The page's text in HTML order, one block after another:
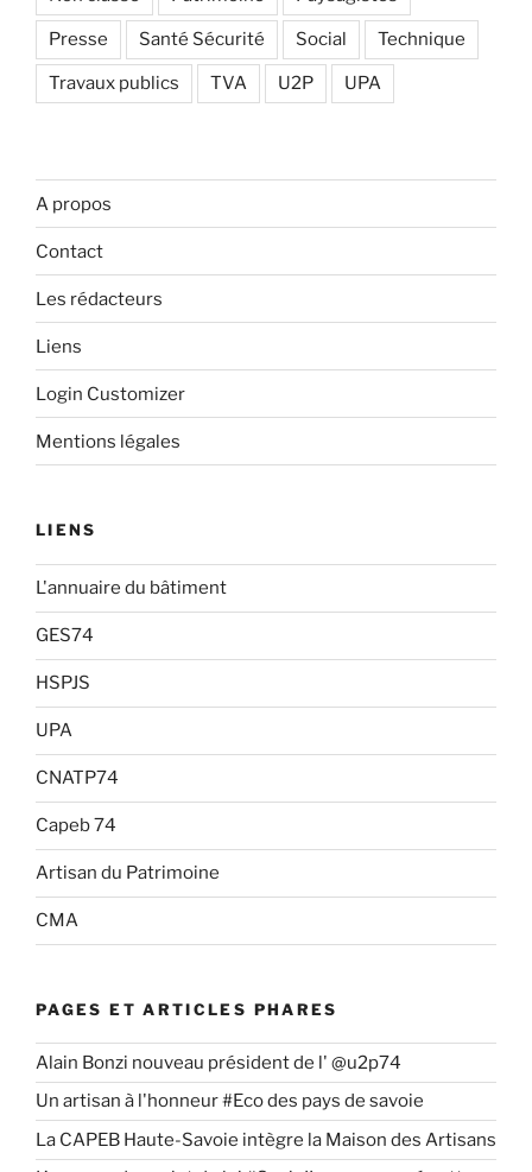
Presse Santé Sécurité Social Technique
Travaux publics TVA U2P UPA
A propos
Contact
Les rédacteurs
Liens
Login Customizer
Mentions légales
LIENS
L'annuaire du bâtiment
GES74
HSPJS
UPA
CNATP74
Capeb 74
Artisan du Patrimoine
CMA
PAGES ET ARTICLES PHARES
Alain Bonzi nouveau président de l' @u2p74
Un artisan à l'honneur #Eco des pays de savoie
La CAPEB Haute-Savoie intègre la Maison des Artisans